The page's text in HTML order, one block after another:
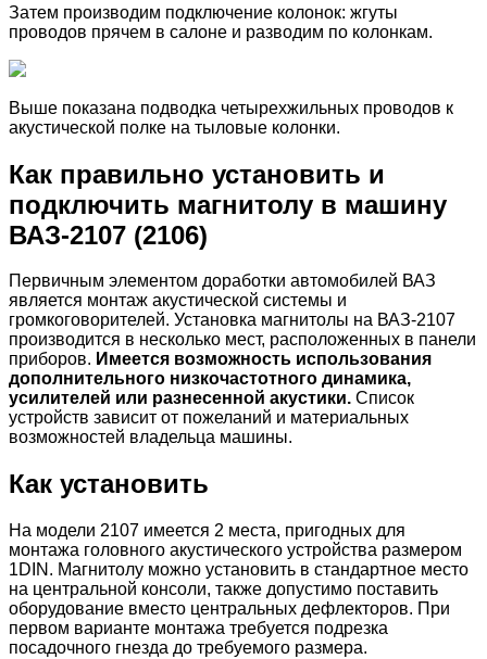
Затем производим подключение колонок: жгуты
проводов прячем в салоне и разводим по колонкам.
Выше показана подводка четырехжильных проводов к
акустической полке на тыловые колонки.
Как правильно установить и
подключить магнитолу в машину
ВАЗ-2107 (2106)
Первичным элементом доработки автомобилей ВАЗ
является монтаж акустической системы и
громкоговорителей. Установка магнитолы на ВАЗ-2107
производится в несколько мест, расположенных в панели
приборов. Имеется возможность использования
дополнительного низкочастотного динамика,
усилителей или разнесенной акустики. Список
устройств зависит от пожеланий и материальных
возможностей владельца машины.
Как установить
На модели 2107 имеется 2 места, пригодных для
монтажа головного акустического устройства размером
1DIN. Магнитолу можно установить в стандартное место
на центральной консоли, также допустимо поставить
оборудование вместо центральных дефлекторов. При
первом варианте монтажа требуется подрезка
посадочного гнезда до требуемого размера.